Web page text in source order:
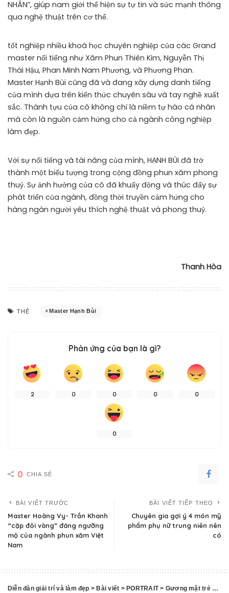
NHÂN”, giúp nam giới thể hiện sự tự tin và sức mạnh thông
qua nghệ thuật trên cơ thể.
tốt nghiệp nhiều khoá học chuyên nghiệp của các Grand
master nổi tiếng như Xăm Phun Thiên Kim, Nguyễn Thị
Thái Hậu, Phan Minh Nam Phương, và Phương Phan.
Master Hạnh Bùi cũng đã và đang xây dựng danh tiếng
của mình dựa trên kiến thức chuyên sâu và tay nghề xuất
sắc. Thành tựu của cô không chỉ là niềm tự hào cá nhân
mà còn là nguồn cảm hứng cho cả ngành công nghiệp
làm đẹp.
Với sự nổi tiếng và tài năng của mình, HẠNH BÙI đã trở
thành một biểu tượng trong cộng đồng phun xăm phong
thuỷ. Sự ảnh hưởng của cô đã khuấy động và thúc đẩy sự
phát triển của ngành, đồng thời truyền cảm hứng cho
hàng ngàn người yêu thích nghệ thuật và phong thuỷ.
Thanh Hòa
THẺ Master Hạnh Bùi
Phản ứng của bạn là gì?
2 0 0 0 0
0
0 CHIA SẺ
BÀI VIẾT TRƯỚC
Master Hoàng Vy- Trần Khanh
“cặp đôi vàng” đáng ngưỡng
mộ của ngành phun xăm Việt
Nam
BÀI VIẾT TIẾP THEO
Chuyên gia gợi ý 4 món mỹ
phẩm phụ nữ trung niên nên
có
Diễn đàn giải trí và làm đẹp >Bài viết >PORTRAIT> Gương mặt trẻ>